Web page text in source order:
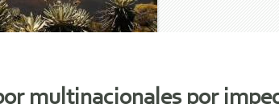
multinacionales por